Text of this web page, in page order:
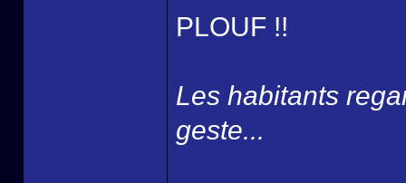
PLOUF !!
Les habitants
geste...